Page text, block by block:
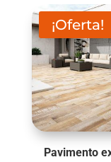
¡Oferta!
Pavimento